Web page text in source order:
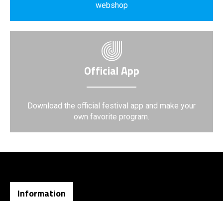
webshop
Official App
Download the official festival app and make your
own favorite program.
Information